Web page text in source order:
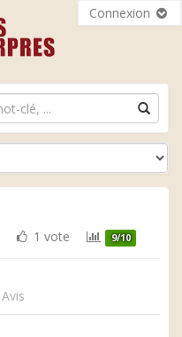
Connexion
1 vote 9/10
Avis